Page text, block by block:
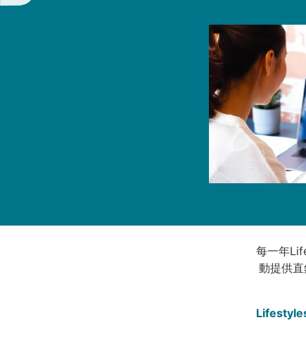
每一年
動提供